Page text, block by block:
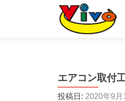
エアコン取付
投稿日: 2020年9月